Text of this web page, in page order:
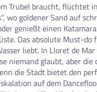
Trubel braucht, flüchtet
wo goldener Sand auf
genießt einen
Das absolute Must-do
liebt. In Lloret de
niemand glaubt, aber die
die Stadt bietet den
auf dem